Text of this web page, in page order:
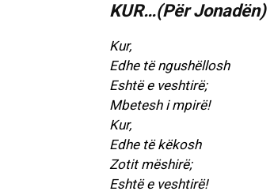
KUR…(Për Jonadën)
Kur,
Edhe të ngushëllosh
Eshtë e veshtirë;
Mbetesh i mpirë!
Kur,
Edhe të këkosh
Zotit mëshirë;
Eshtë e veshtirë!